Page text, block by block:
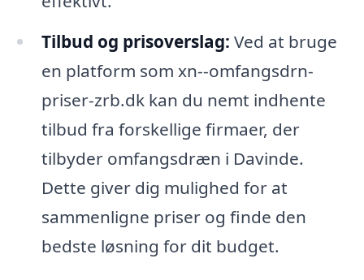
Tilbud og prisoverslag: Ved at bruge
en platform som xn--omfangsdrn-
priser-zrb.dk kan du nemt indhente
tilbud fra forskellige firmaer, der
tilbyder omfangsdræn i Davinde.
Dette giver dig mulighed for at
sammenligne priser og finde den
bedste løsning for dit budget.